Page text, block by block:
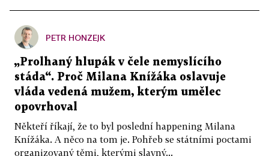
PETR HONZEJK
„Prolhaný hlupák v čele nemyslícího
stáda“. Proč Milana Knížáka oslavuje
vláda vedená mužem, kterým umělec
opovrhoval
Někteří říkají, že to byl poslední happening Milana
Knížáka. A něco na tom je. Pohřeb se státními poctami
organizovaný těmi, kterými slavný...